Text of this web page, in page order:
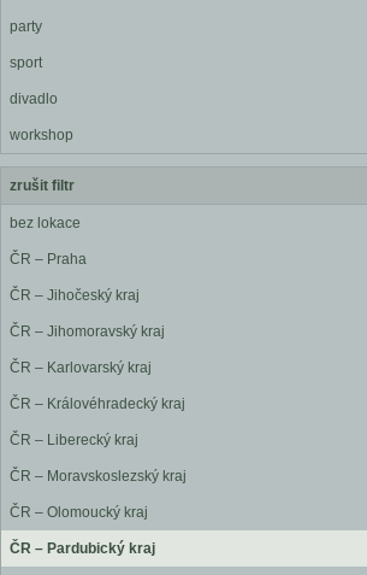
party
sport
divadlo
workshop
zrušit filtr
bez lokace
ČR – Praha
ČR – Jihočeský kraj
ČR – Jihomoravský kraj
ČR – Karlovarský kraj
ČR – Královéhradecký kraj
ČR – Liberecký kraj
ČR – Moravskoslezský kraj
ČR – Olomoucký kraj
ČR – Pardubický kraj